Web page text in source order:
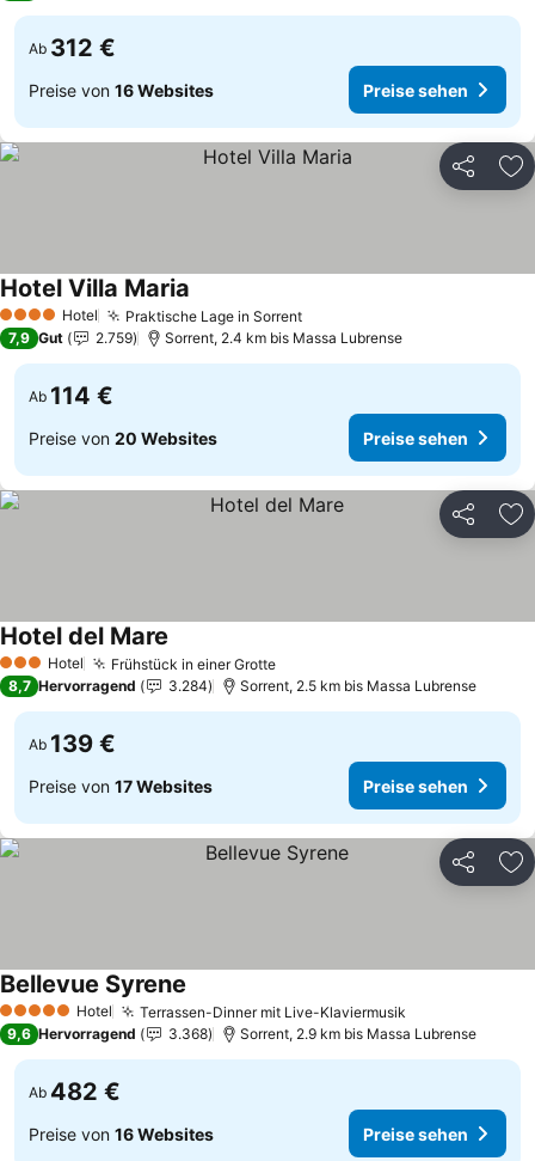
Ab 312 €
Preise von 16 Websites Preise sehen
Teilen
4 Sterne Hotel Praktische Lage in SorrentPreise sehen
Hotel Villa Maria
7,9 Gut 2.759 Sorrent, 2.4 km bis Massa Lubrense
Ab 114 €
Preise von 20 Websites Preise sehen
Teilen
3 SterneHotel Frühstück in einer GrottePreise sehen
Hotel del Mare
8,7 Hervorragend 3.284 Sorrent, 2.5 km bis Massa Lubrense
Ab 139 €
Preise von 17 Websites Preise sehen
Teilen
5 Sterne Hotel Terrassen-Dinner mit Live-Klaviermusik
Bellevue Syrene
9,6 Hervorragend 3.368 Sorrent, 2.9 km bis Massa Lubrense
Ab 482 €
Preise von 16 Websites Preise sehen